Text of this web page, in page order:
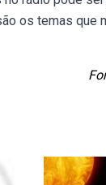
os temas que